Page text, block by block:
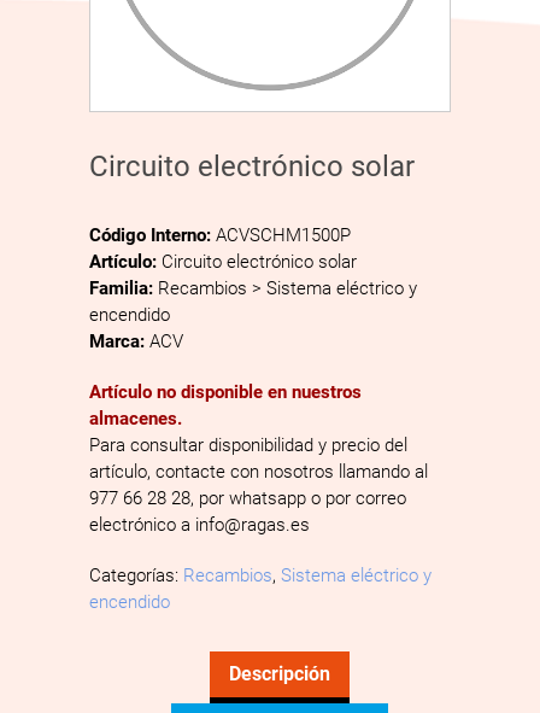
Circuito electrónico solar
Código Interno: ACVSCHM1500P
Artículo: Circuito electrónico solar
Familia: Recambios > Sistema eléctrico y
encendido
Marca: ACV
Artículo no disponible en nuestros
almacenes.
Para consultar disponibilidad y precio del
artículo, contacte con nosotros llamando al
977 66 28 28, por whatsapp o por correo
electrónico a info@ragas.es
Categorías: Recambios, Sistema eléctrico y
encendido
Descripción